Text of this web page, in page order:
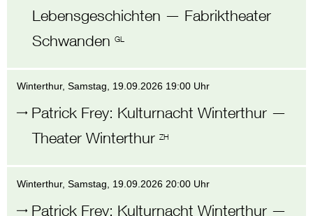
Lebensgeschichten — Fabriktheater
Schwanden GL
Winterthur, Samstag, 19.09.2026 19:00 Uhr
Patrick Frey: Kulturnacht Winterthur —
Theater Winterthur ZH
Winterthur, Samstag, 19.09.2026 20:00 Uhr
Patrick Frey: Kulturnacht Winterthur —